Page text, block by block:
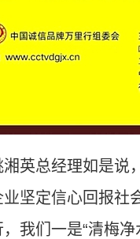
总经理如是说
坚定信心回报
我们一是“清梅